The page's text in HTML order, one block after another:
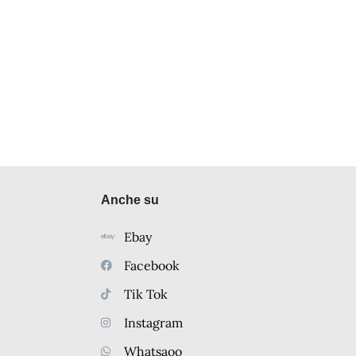
Anche su
Ebay
Facebook
Tik Tok
Instagram
Whatsaoo